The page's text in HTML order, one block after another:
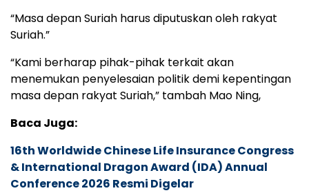
“Masa depan Suriah harus diputuskan oleh rakyat
Suriah.”
“Kami berharap pihak-pihak terkait akan
menemukan penyelesaian politik demi kepentingan
masa depan rakyat Suriah,” tambah Mao Ning,
Baca Juga:
16th Worldwide Chinese Life Insurance Congress
& International Dragon Award (IDA) Annual
Conference 2026 Resmi Digelar